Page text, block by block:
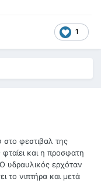
1
φεστιβαλ της
και η προσφατη
υδραυλικός ερχόταν
το νιπτήρα και μετά